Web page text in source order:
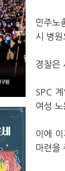
민주노
시 병원
경찰은
SPC
여성
이에
마련을